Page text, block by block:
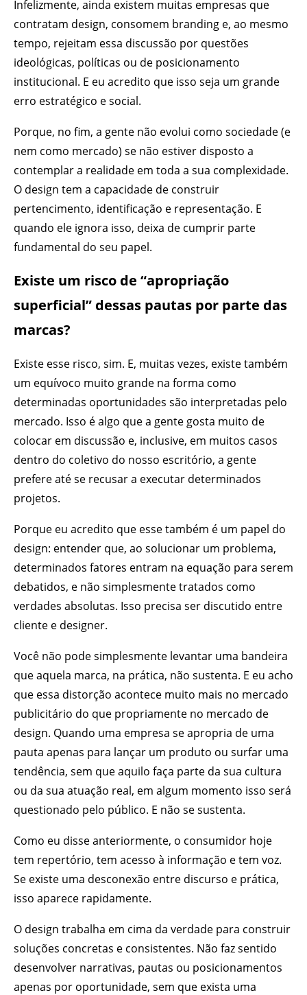
Infelizmente, ainda existem muitas empresas que
contratam design, consomem branding e, ao mesmo
tempo, rejeitam essa discussão por questões
ideológicas, políticas ou de posicionamento
institucional. E eu acredito que isso seja um grande
erro estratégico e social.
Porque, no fim, a gente não evolui como sociedade (e
nem como mercado) se não estiver disposto a
contemplar a realidade em toda a sua complexidade.
O design tem a capacidade de construir
pertencimento, identificação e representação. E
quando ele ignora isso, deixa de cumprir parte
fundamental do seu papel.
Existe um risco de “apropriação
superficial” dessas pautas por parte das
marcas?
Existe esse risco, sim. E, muitas vezes, existe também
um equívoco muito grande na forma como
determinadas oportunidades são interpretadas pelo
mercado. Isso é algo que a gente gosta muito de
colocar em discussão e, inclusive, em muitos casos
dentro do coletivo do nosso escritório, a gente
prefere até se recusar a executar determinados
projetos.
Porque eu acredito que esse também é um papel do
design: entender que, ao solucionar um problema,
determinados fatores entram na equação para serem
debatidos, e não simplesmente tratados como
verdades absolutas. Isso precisa ser discutido entre
cliente e designer.
Você não pode simplesmente levantar uma bandeira
que aquela marca, na prática, não sustenta. E eu acho
que essa distorção acontece muito mais no mercado
publicitário do que propriamente no mercado de
design. Quando uma empresa se apropria de uma
pauta apenas para lançar um produto ou surfar uma
tendência, sem que aquilo faça parte da sua cultura
ou da sua atuação real, em algum momento isso será
questionado pelo público. E não se sustenta.
Como eu disse anteriormente, o consumidor hoje
tem repertório, tem acesso à informação e tem voz.
Se existe uma desconexão entre discurso e prática,
isso aparece rapidamente.
O design trabalha em cima da verdade para construir
soluções concretas e consistentes. Não faz sentido
desenvolver narrativas, pautas ou posicionamentos
apenas por oportunidade, sem que exista uma